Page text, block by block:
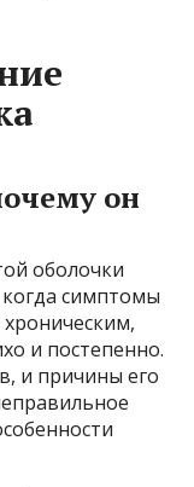
он
оболочки
симптомы
и постепенно.
и причины его